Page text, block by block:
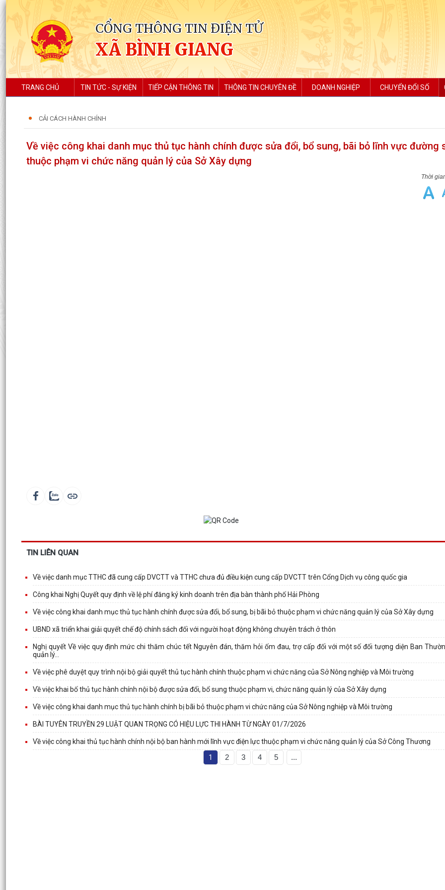
CỔNG THÔNG TIN ĐIỆN TỬ
XÃ BÌNH GIANG
TRANG CHỦ TIN TỨC - SỰ KIỆN TIẾP CẬN THÔNG TIN THÔNG TIN CHUYÊN ĐỀ DOANH NGHIỆP CHUYỂN ĐỔI SỐ
CẢI CÁCH HÀNH CHÍNH
Về việc công khai danh mục thủ tục hành chính được sửa đổi, bổ sung, bãi bỏ lĩnh vực đường
thuộc phạm vi chức năng quản lý của Sở Xây dựng
TIN LIÊN QUAN
Về việc danh mục TTHC đã cung cấp DVCTT và TTHC chưa đủ điều kiện cung cấp DVCTT trên Cổng Dịch vụ công quốc gia
Công khai Nghị Quyết quy định về lệ phí đăng ký kinh doanh trên địa bàn thành phố Hải Phòng
Về việc công khai danh mục thủ tục hành chính được sửa đổi, bổ sung, bị bãi bỏ thuộc phạm vi chức năng quản lý của Sở Xây dựng
UBND xã triển khai giải quyết chế độ chính sách đối với người hoạt động không chuyên trách ở thôn
Nghị quyết Về việc quy định mức chi thăm chúc tết Nguyên đán, thăm hỏi ốm đau, trợ cấp đối với một số đối tượng diện Ban
quản lý...
Về việc phê duyệt quy trình nội bộ giải quyết thủ tục hành chính thuộc phạm vi chức năng của Sở Nông nghiệp và Môi trường
Về việc khai bố thủ tục hành chính nội bộ được sửa đổi, bổ sung thuộc phạm vi, chức năng quản lý của Sở Xây dựng
Về việc công khai danh mục thủ tục hành chính bị bãi bỏ thuộc phạm vi chức năng của Sở Nông nghiệp và Môi trường
BÀI TUYÊN TRUYỀN 29 LUẬT QUAN TRỌNG CÓ HIỆU LỰC THI HÀNH TỪ NGÀY 01/7/2026
Về việc công khai thủ tục hành chính nội bộ ban hành mới lĩnh vực điện lực thuộc phạm vi chức năng quản lý của Sở Công Thương
1 2 3 4 5 ...